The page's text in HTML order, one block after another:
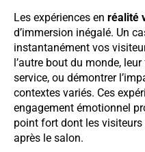
Les expériences en réalité
d’immersion inégalé. Un
instantanément vos
l’autre bout du monde,
service, ou démontrer
contextes variés. Ces
engagement émotionnel
point fort dont les
après le salon.